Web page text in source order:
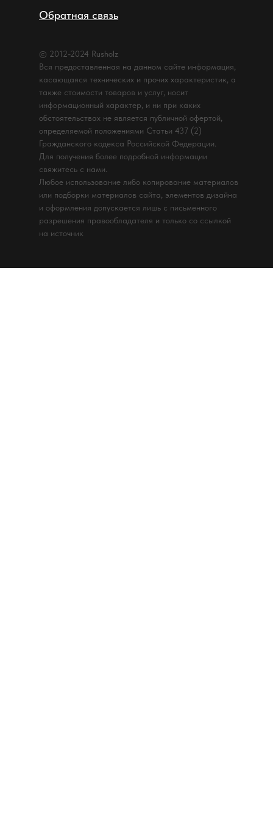
© 2012-2024 Rusholz
Вся предоставленная на данном сайте информация,
касающаяся технических и прочих характеристик, а
также стоимости товаров и услуг, носит
информационный характер, и ни при каких
обстоятельствах не является публичной офертой,
определяемой положениями Статьи 437 (2)
Гражданского кодекса Российской Федерации.
Для получения более подробной информации
свяжитесь с нами.
Любое использование либо копирование материалов
или подборки материалов сайта, элементов дизайна
и оформления допускается лишь с письменного
разрешения правообладателя и только со ссылкой
на источник
Обратная связь